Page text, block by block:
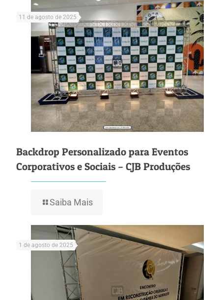
11 de agosto de 2025
Backdrop Personalizado para Eventos
Corporativos e Sociais – CJB Produções
Saiba Mais
1 de agosto de 2025